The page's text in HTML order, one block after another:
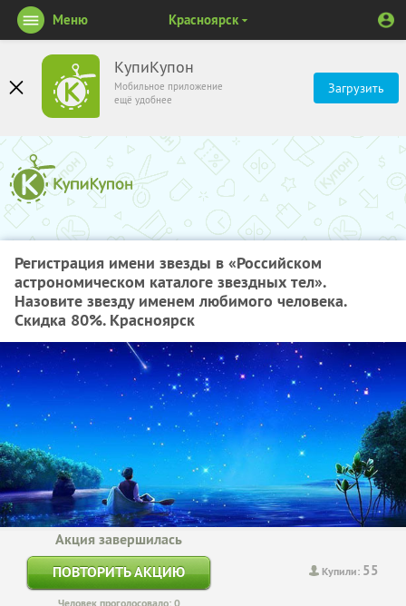
КупиКупон
Мобильное приложение
ещё удобнее
Загрузить
Меню Красноярск
Регистрация имени звезды в «Российском
астрономическом каталоге звездных тел».
Назовите звезду именем любимого человека.
Скидка 80%. Красноярск
Купили: 55
Акция завершилась
ПОВТОРИТЬ АКЦИЮ